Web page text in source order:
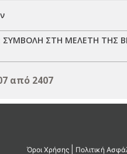
ΣΥΜΒΟΛΗ ΣΤΗ ΜΕΛΕΤΗ ΤΗΣ
από 2407